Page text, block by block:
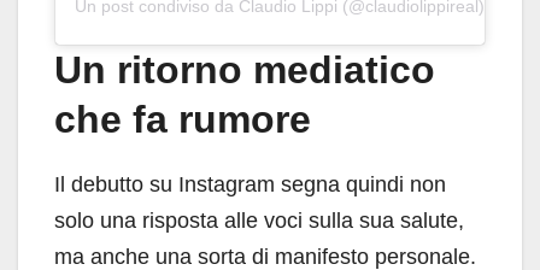
Un post condiviso da Claudio Lippi (@claudiolippireal)
Un ritorno mediatico
che fa rumore
Il debutto su Instagram segna quindi non
solo una risposta alle voci sulla sua salute,
ma anche una sorta di manifesto personale.